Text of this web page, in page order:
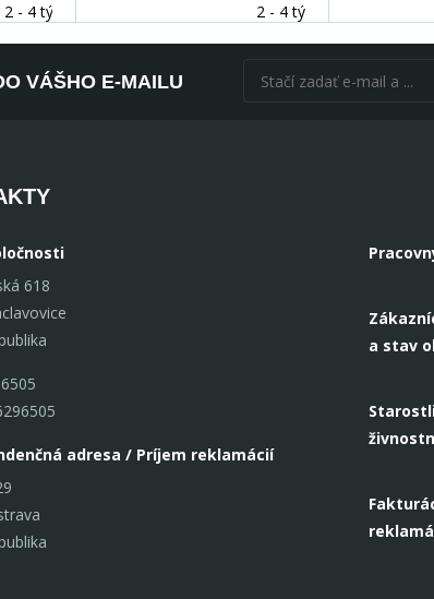
2 - 4 týdny 2 - 4 týdny
VÁŠHO E-MAILU
618
adresa / Príjem reklamácií
a stav